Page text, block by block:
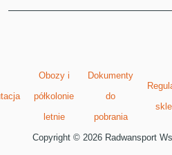
Obozy i
półkolonie
letnie
Dokumenty
do
pobrania
Copyright © 2026 Radwansport